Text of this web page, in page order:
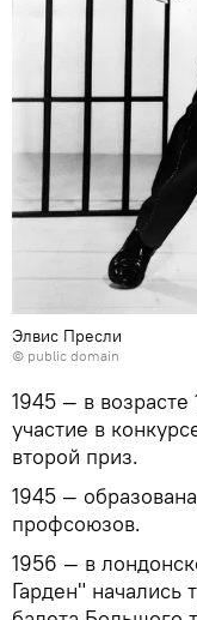
Элвис Пресли
© public domain
1945 — в
участие в
второй приз.
1945 —
профсоюзов.
1956 — в
Гарден" начались